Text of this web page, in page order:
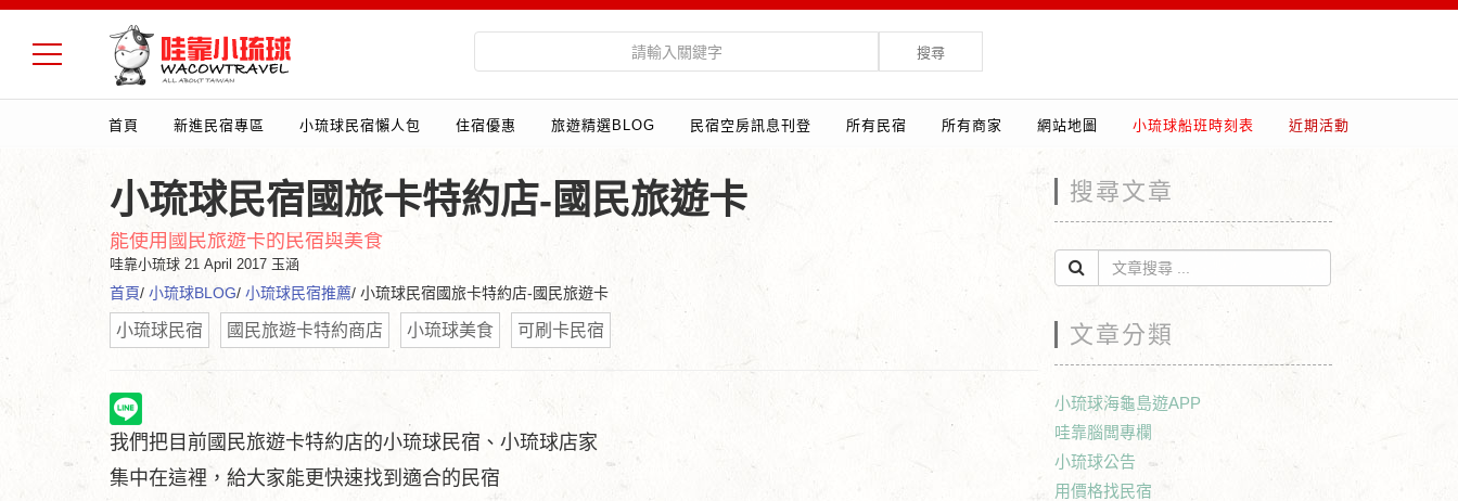
搜尋
首頁 新進民宿專區 小琉球民宿懶人包 住宿優惠 旅遊精選BLOG 民宿空房訊息刊登 所有民宿 所有商家 網站地圖 小琉球船班時刻表 近期活動
小琉球民宿國旅卡特約店-國民旅遊卡
能使用國民旅遊卡的民宿與美食
哇靠小琉球 21 April 2017 玉涵
首頁/小琉球BLOG/小琉球民宿推薦/ 小琉球民宿國旅卡特約店-國民旅遊卡
小琉球民宿 國民旅遊卡特約商店 小琉球美食 可刷卡民宿
我們把目前國民旅遊卡特約店的小琉球民宿、小琉球店家
集中在這裡，給大家能更快速找到適合的民宿
搜尋文章
文章分類
小琉球海龜島遊APP
哇靠腦闆專欄
小琉球公告
用價格找民宿